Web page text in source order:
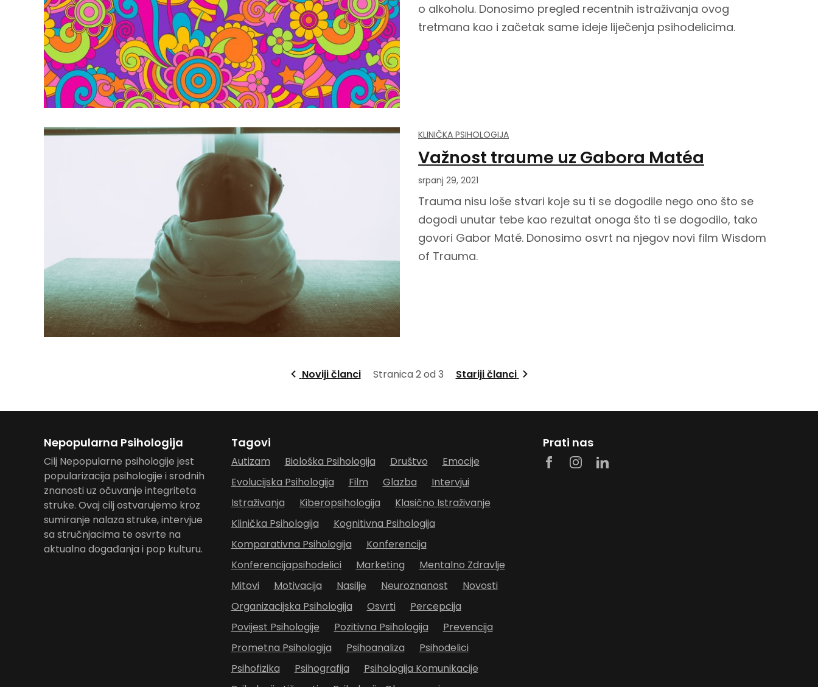
o alkoholu. Donosimo pregled recentnih istraživanja ovog
tretmana kao i začetak same ideje liječenja psihodelicima.
KLINIČKA PSIHOLOGIJA
Važnost traume uz Gabora Matéa
srpanj 29, 2021
Trauma nisu loše stvari koje su ti se dogodile nego ono što se
dogodi unutar tebe kao rezultat onoga što ti se dogodilo, tako
govori Gabor Maté. Donosimo osvrt na njegov novi film Wisdom
of Trauma.
Noviji članci Stranica 2 od 3 Stariji članci
Nepopularna Psihologija
Cilj Nepopularne psihologije jest
popularizacija psihologije i srodnih
znanosti uz očuvanje integriteta
struke. Ovaj cilj ostvarujemo kroz
sumiranje nalaza struke, intervjue
sa stručnjacima te osvrte na
aktualna događanja i pop kulturu.
Tagovi
Autizam Biološka Psihologija Društvo
Emocije
Evolucijska Psihologija
Film Glazba
Intervjui
Istraživanja
Kiberopsihologija
Klasično Istraživanje
Klinička Psihologija
Kognitivna Psihologija
Komparativna Psihologija
Konferencija
Konferencijapsihodelici
Marketing
Mentalno Zdravlje
Mitovi
Motivacija Nasilje Neuroznanost
Novosti
Organizacijska Psihologija
Osvrti
Percepcija
Povijest Psihologije
Pozitivna Psihologija
Prevencija
Prometna Psihologija
Psihoanaliza
Psihodelici
Psihofizika
Psihografija
Psihologija Komunikacije
Prati nas